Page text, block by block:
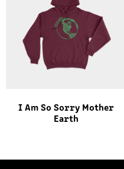
I Am So Sorry Mother
Earth